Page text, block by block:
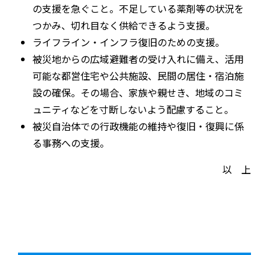
の支援を急ぐこと。不足している薬剤等の状況を
つかみ、切れ目なく供給できるよう支援。
ライフライン・インフラ復旧のための支援。
被災地からの広域避難者の受け入れに備え、活用
可能な都営住宅や公共施設、民間の居住・宿泊施
設の確保。その場合、家族や親せき、地域のコミ
ュニティなどを寸断しないよう配慮すること。
被災自治体での行政機能の維持や復旧・復興に係
る事務への支援。
以 上